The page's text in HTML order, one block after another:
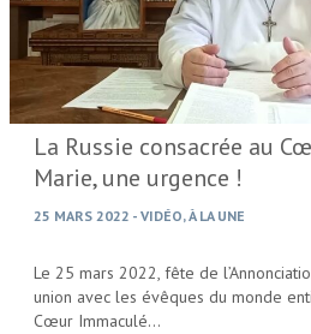
La Russie consacrée au
Marie, une urgence !
25 MARS 2022 - VIDÉO,À LA UNE
Le 25 mars 2022, fête de
union avec les évêques du monde
Cœur Immaculé…